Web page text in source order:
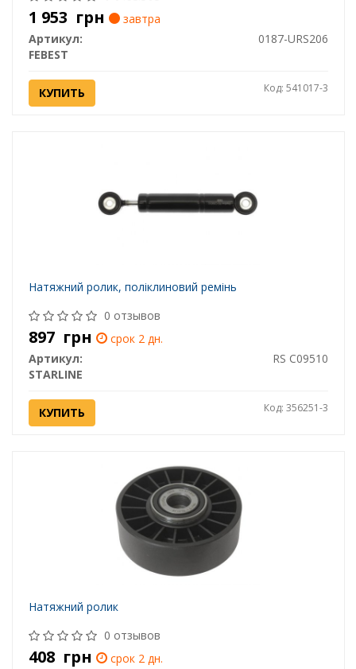
1 953 грн
завтра
Артикул:
0187-URS206
FEBEST
КУПИТЬ Код: 541017-3
Натяжний ролик, поліклиновий ремінь
0 отзывов
897 грн
срок 2 дн.
Артикул:
RS C09510
STARLINE
КУПИТЬ Код: 356251-3
Натяжний ролик
0 отзывов
408 грн
срок 2 дн.